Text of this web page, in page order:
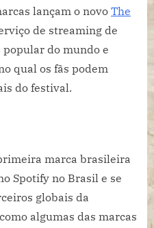
lançam o novo The
de streaming de
do mundo e
qual os fãs podem
do festival.
marca brasileira
Spotify no Brasil e se
globais da
algumas das marcas